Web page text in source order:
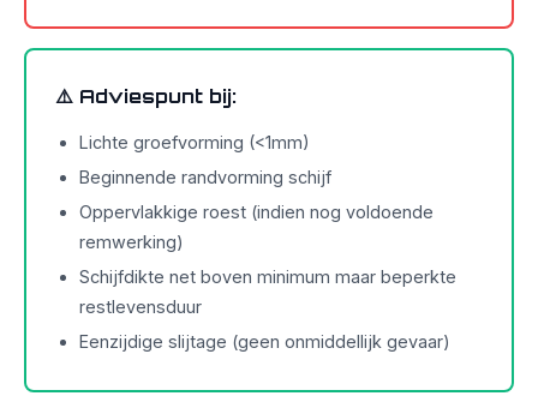
⚠️ Adviespunt bij:
Lichte groefvorming (<1mm)
Beginnende randvorming schijf
Oppervlakkige roest (indien nog voldoende
remwerking)
Schijfdikte net boven minimum maar beperkte
restlevensduur
Eenzijdige slijtage (geen onmiddellijk gevaar)